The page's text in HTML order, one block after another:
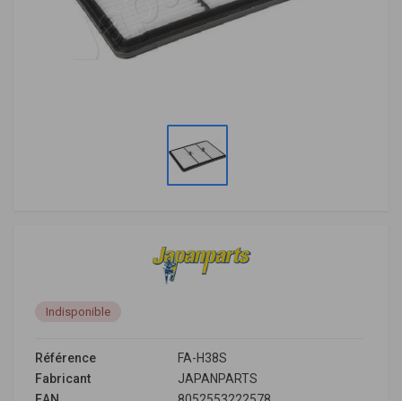
Indisponible
Référence
FA-H38S
Fabricant
JAPANPARTS